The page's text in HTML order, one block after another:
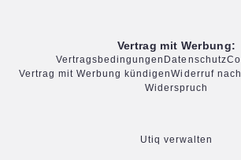
Vertrag mit Werbung:
Vertragsbedingungen Datenschutz
Vertrag mit Werbung kündigenWiderruf
Widerspruch
Utiq verwalten